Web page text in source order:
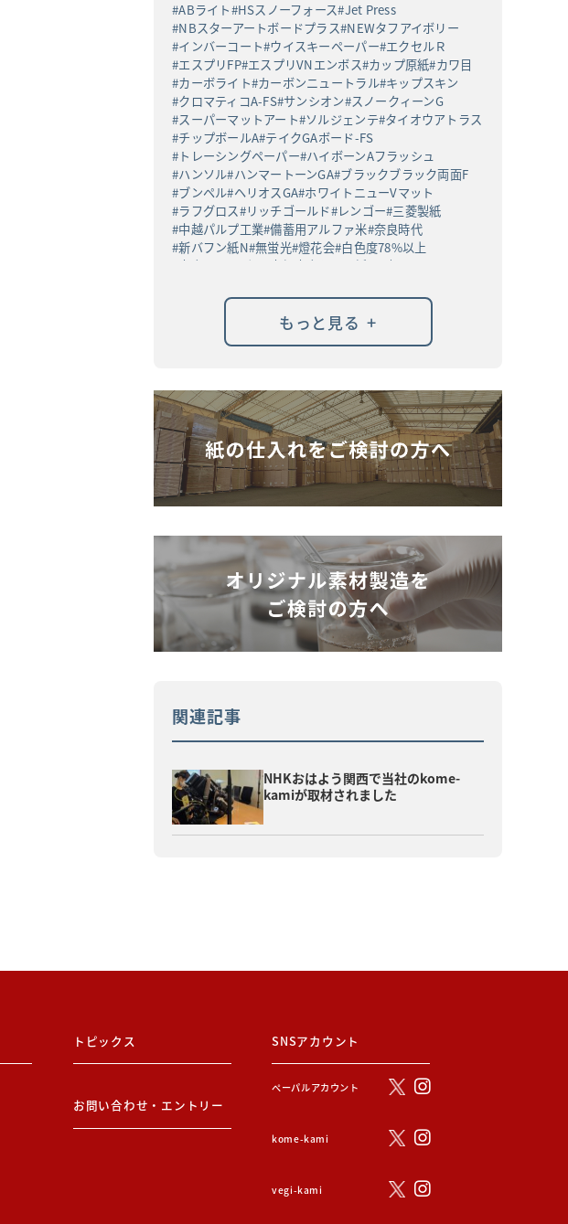
ABライト HSスノーフォース Jet Press
NBスターアートボードプラス NEWタフアイボリー
インバーコート ウイスキーペーパー エクセルＲ
エスプリFP エスプリVNエンボス カップ原紙 カワ目
カーボライト カーボンニュートラル キップスキン
クロマティコA-FS サンシオン スノークィーンG
スーパーマットアート ソルジェンテ タイオウアトラス
チップボールA テイクGAボード-FS
トレーシングペーパー ハイボーンAフラッシュ
ハンソル ハンマートーンGA ブラックブラック両面F
ブンペル ヘリオスGA ホワイトニューVマット
ラフグロス リッチゴールド レンゴー 三菱製紙
中越パルプ工業 備蓄用アルファ米 奈良時代
新バフン紙N 無蛍光 燈花会 白色度78%以上
高白ラフバガス
高級高白ケント紙 黒丸α
もっと見る +
関連記事
NHKおはよう関西で当社のkome-
kamiが取材されました
トピックス
お問い合わせ・エントリー
SNSアカウント
ぺーパルアカウント
kome-kami
vegi-kami